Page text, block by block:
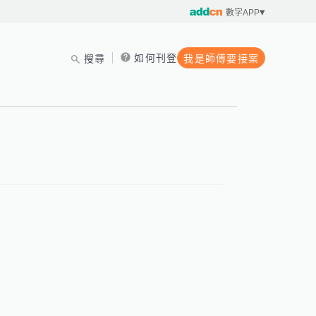
數字APP
搜尋 如何刊登 我是師傅要接案